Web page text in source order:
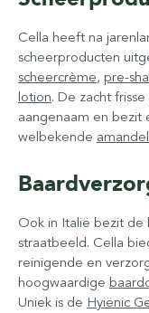
Cella heeft na
scheerproducten
scheercrème, pre-
lotion. De zacht
aangenaam en bezit
welbekende
Ook in Italië bezit
straatbeeld. Cella
reinigende en
hoogwaardige
Uniek is de Hyiënic